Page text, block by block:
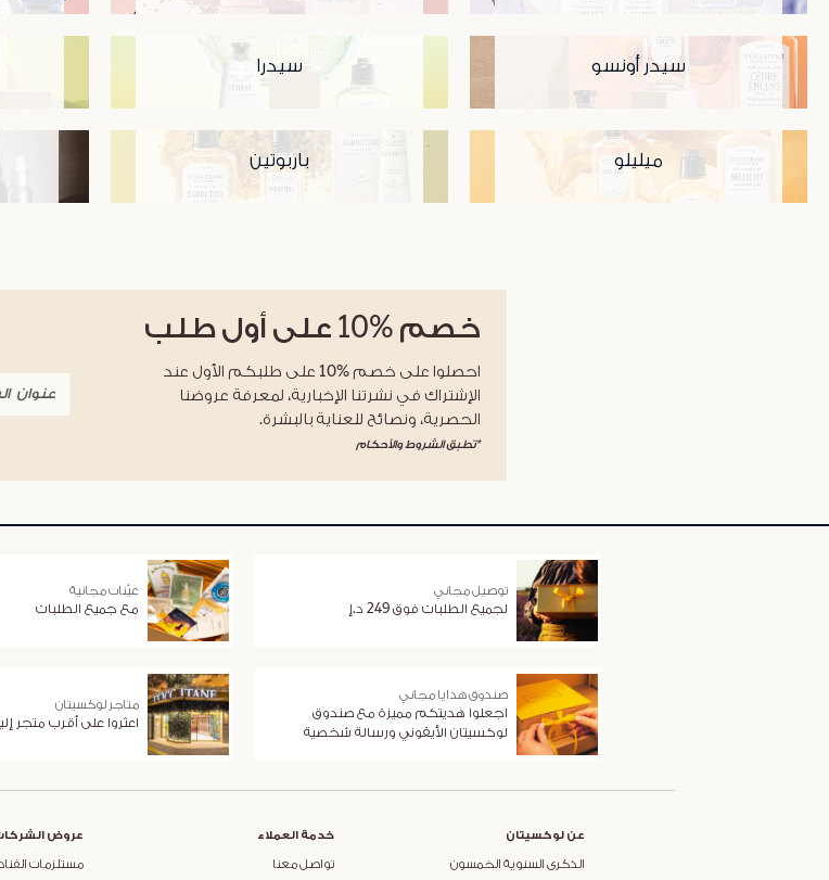
سيدر أونسو سيدرا
ميليلو باربوتين
خصم %10 على أول طلب
احصلوا على خصم %10 على طلبكم الأول عند
الإشتراك في نشرتنا الإخبارية، لمعرفة عروضنا
الحصرية، ونصائح للعناية بالبشرة.
*تطبق الشروط والأحكام
توصيل مجاني
لجميع الطلبات فوق 249 د.إ
عيّنات مجانية
مع جميع الطلبات
صندوق هدايا مجاني
اجعلوا هديتكم مميزة مع صندوق
لوكسيتان الأيقوني ورسالة شخصية
متاجر لوكسيتان
اعثروا على أقرب متجر
عن لوكسيتان
الذكرى السنوية الخمسون
خدمة العملاء
تواصل معنا
عروض
مستلزمات